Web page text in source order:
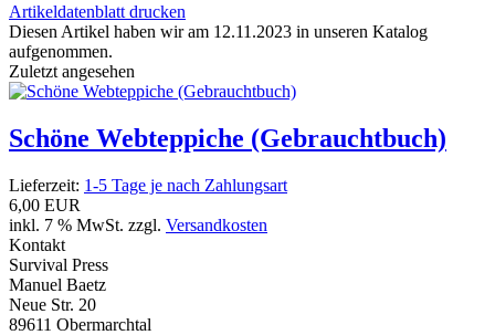
Artikeldatenblatt drucken
Diesen Artikel haben wir am 12.11.2023 in unseren Katalog
aufgenommen.
Zuletzt angesehen
Schöne Webteppiche (Gebrauchtbuch)
Lieferzeit: 1-5 Tage je nach Zahlungsart
6,00 EUR
inkl. 7 % MwSt. zzgl. Versandkosten
Kontakt
Survival Press
Manuel Baetz
Neue Str. 20
89611 Obermarchtal